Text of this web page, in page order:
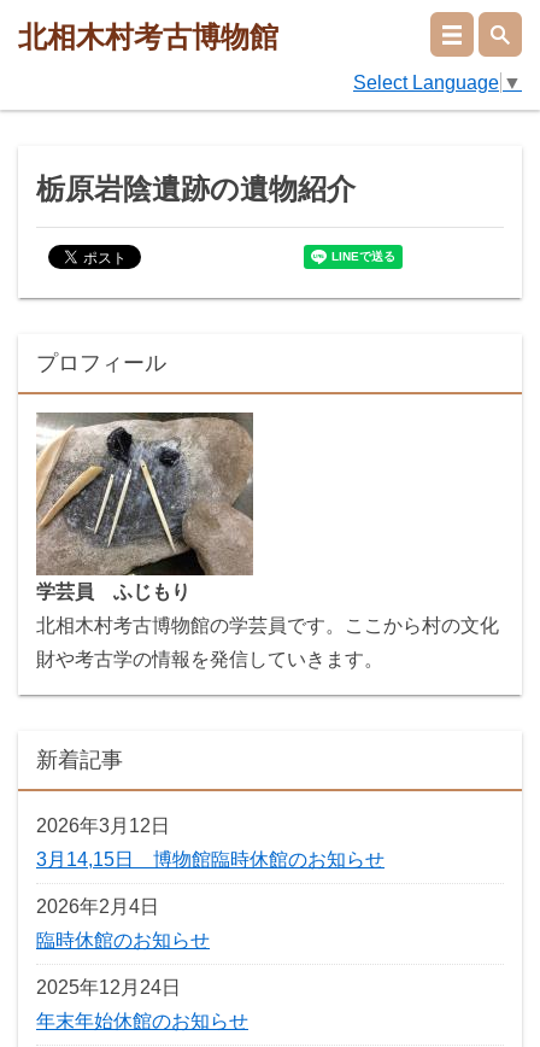
北相木村考古博物館
Select Language ▼
栃原岩陰遺跡の遺物紹介
プロフィール
学芸員 ふじもり
北相木村考古博物館の学芸員です。ここから村の文化
財や考古学の情報を発信していきます。
新着記事
2026年3月12日
3月14,15日 博物館臨時休館のお知らせ
2026年2月4日
臨時休館のお知らせ
2025年12月24日
年末年始休館のお知らせ